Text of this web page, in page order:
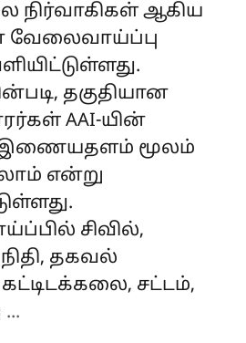
நிர்வாகிகள் ஆகிய
தகுதியான
AAI-யின்
இணையதளம் மூலம்
என்று
சிவில்,
தகவல்
சட்டம்,